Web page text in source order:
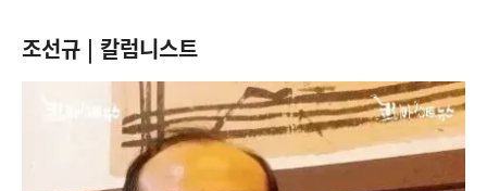
조선규 | 칼럼니스트